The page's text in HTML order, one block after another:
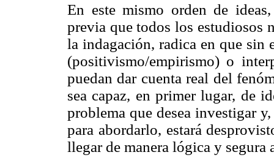
En este mismo orden de
previa que todos los estudiosos
la indagación, radica en que sin
(positivismo/empirismo) o
puedan dar cuenta real del
sea capaz, en primer lugar, de
problema que desea investigar
para abordarlo, estará
llegar de manera lógica y